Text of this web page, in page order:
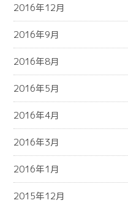
2016年12月
2016年9月
2016年8月
2016年5月
2016年4月
2016年3月
2016年1月
2015年12月